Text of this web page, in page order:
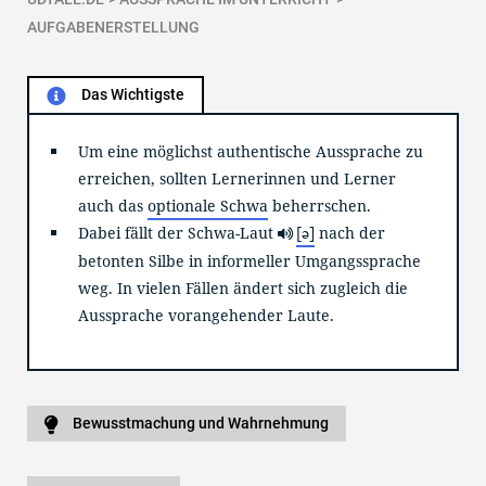
AUFGABENERSTELLUNG
 Das Wichtigste
Um eine möglichst authentische Aussprache zu
erreichen, sollten Lernerinnen und Lerner
auch dasoptionale Schwa beherrschen.
Dabei fällt der Schwa-Laut
[ə] nach der
betonten Silbe in informeller Umgangssprache
weg. In vielen Fällen ändert sich zugleich die
Aussprache vorangehender Laute.
Bewusstmachung und Wahrnehmung